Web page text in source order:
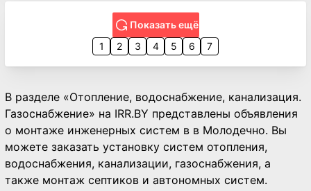
Показать ещё
1
2 3 4 5 6 7
В разделе «Отопление, водоснабжение, канализация.
Газоснабжение» на IRR.BY представлены объявления
о монтаже инженерных систем в в Молодечно. Вы
можете заказать установку систем отопления,
водоснабжения, канализации, газоснабжения, а
также монтаж септиков и автономных систем.